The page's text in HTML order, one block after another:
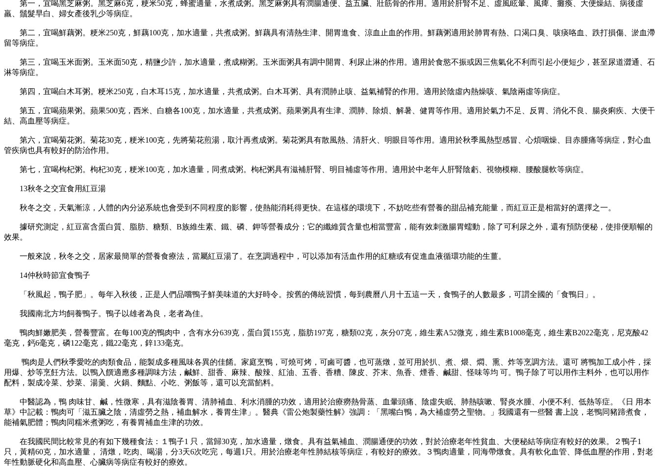
第一，宜喝黑芝麻粥。黑芝麻6克，粳米50克，蜂蜜適量，水煮成粥。黑芝麻粥具有潤腸通便、益五臟、壯筋骨的作用。適用於肝腎不足、虛風眩暈、風痺、癱瘓、大便燥結、病後虛
羸、鬚髮早白、婦女產後乳少等病症。
第二，宜喝鮮藕粥。粳米250克，鮮藕100克，加水適量，共煮成粥。鮮藕具有清熱生津、開胃進食、涼血止血的作用。鮮藕粥適用於肺胃有熱、口渴口臭、咳痰咯血、跌打損傷、淤血滯
留等病症。
第三，宜喝玉米面粥。玉米面50克，精鹽少許，加水適量，煮成糊粥。玉米面粥具有調中開胃、利尿止淋的作用。適用於食慾不振或因三焦氣化不利而引起小便短少，甚至尿道澀通、石
淋等病症。
第四，宜喝白木耳粥。粳米250克，白木耳15克，加水適量，共煮成粥。白木耳粥、具有潤肺止咳、益氣補腎的作用。適用於陰虛內熱燥咳、氣陰兩虛等病症。
第五，宜喝蘋果粥。蘋果500克，西米、白糖各100克，加水適量，共煮成粥。蘋果粥具有生津、潤肺、除煩、解暑、健胃等作用。適用於氣力不足、反胃、消化不良、腸炎痢疾、大便干
結、高血壓等病症。
第六，宜喝菊花粥。菊花30克，粳米100克，先將菊花煎湯，取汁再煮成粥。菊花粥具有散風熱、清肝火、明眼目等作用。適用於秋季風熱型感冒、心煩咽燥、目赤腫痛等病症，對心血
管疾病也具有較好的防治作用。
第七，宜喝枸杞粥。枸杞30克，粳米100克，加水適量，同煮成粥。枸杞粥具有滋補肝腎、明目補虛等作用。適用於中老年人肝腎陰虧、視物模糊、腰酸腿軟等病症。
13秋冬之交宜食用紅豆湯
秋冬之交，天氣漸涼，人體的內分泌系統也會受到不同程度的影響，使熱能消耗得更快。在這樣的環境下，不妨吃些有營養的甜品補充能量，而紅豆正是相當好的選擇之一。
據研究測定，紅豆富含蛋白質、脂肪、糖類、B族維生素、鐵、磷、鉀等營養成分；它的纖維質含量也相當豐富，能有效刺激腸胃蠕動，除了可利尿之外，還有預防便秘，使排便順暢的
效果。
一般來說，秋冬之交，居家最簡單的營養食療法，當屬紅豆湯了。在烹調過程中，可以添加有活血作用的紅糖或有促進血液循環功能的生薑。
14仲秋時節宜食鴨子
「秋風起，鴨子肥」。每年入秋後，正是人們品嚐鴨子鮮美味道的大好時令。按舊的傳統習慣，每到農曆八月十五這一天，食鴨子的人數最多，可謂全國的「食鴨日」。
我國南北方均飼養鴨子。鴨子以雄者為良，老者為佳。
鴨肉鮮嫩肥美，營養豐富。在每100克的鴨肉中，含有水分639克，蛋白質155克，脂肪197克，糖類02克，灰分07克，維生素A52微克，維生素B1008毫克，維生素B2022毫克，尼克酸42
毫克，鈣6毫克，磷122毫克，鐵22毫克，鋅133毫克。
鴨肉是人們秋季愛吃的肉類食品，能製成多種風味各異的佳餚。家庭烹鴨，可燒可烤，可鹵可醬，也可蒸燉，並可用於扒、煮、煨、燜、熏、炸等烹調方法。還可 將鴨加工成小件，採
用爆、炒等烹飪方法。以鴨入饌適應多種調味方法，鹹鮮、甜香、麻辣、酸辣、紅油、五香、香糟、陳皮、芥末、魚香、煙香、鹹甜、怪味等均 可。鴨子除了可以用作主料外，也可以用作
配料，製成冷菜、炒菜、湯羹、火鍋、麵點、小吃、粥飯等，還可以充當餡料。
中醫認為，鴨 肉味甘、鹹，性微寒，具有滋陰養胃、清肺補血、利水消腫的功效，適用於治療癆熱骨蒸、血暈頭痛、陰虛失眠、肺熱咳嗽、腎炎水腫、小便不利、低熱等症。《日 用本
草》中記載：鴨肉可「滋五臟之陰，清虛勞之熱，補血解水，養胃生津」。醫典《雷公炮製藥性解》強調：「黑嘴白鴨，為大補虛勞之聖物。」我國還有一些醫 書上說，老鴨同豬蹄煮食，
能補氣肥體；鴨肉同糯米煮粥吃，有養胃補血生津的功效。
在我國民間比較常見的有如下幾種食法：１鴨子1 只，當歸30克，加水適量，燉食。具有益氣補血、潤腸通便的功效，對於治療老年性貧血、大便秘結等病症有較好的效果。２鴨子1
只，黃精60克，加水適量， 清燉，吃肉、喝湯，分3天6次吃完，每週1只。用於治療老年性肺結核等病症，有較好的療效。３鴨肉適量，同海帶燉食。具有軟化血管、降低血壓的作用，對老
年性動脈硬化和高血壓、心臟病等病症有較好的療效。